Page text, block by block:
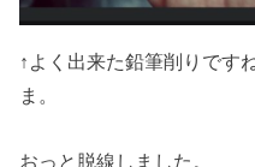
↑よく出来た鉛筆削りです
ま。
おっと脱線しました。